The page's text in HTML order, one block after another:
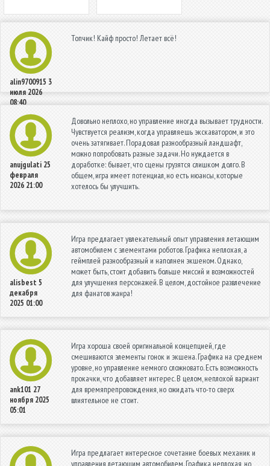
alin9700915 3
июля 2026
08:40
Топчик! Кайф просто! Летает всё!
anujgulati 25
февраля
2026 21:00
Довольно неплохо, но управление иногда вызывает трудности.
Чувствуется реализм, когда управляешь экскаватором, и это
очень затягивает. Порадовал разнообразный ландшафт,
можно попробовать разные задачи. Но нуждается в
доработке: бывает, что сцены грузятся слишком долго. В
общем, игра имеет потенциал, но есть нюансы, которые
хотелось бы улучшить.
alisbest 5
декабря
2025 01:00
Игра предлагает увлекательный опыт управления летающим
автомобилем с элементами роботов. Графика неплохая, а
геймплей разнообразный и наполнен экшеном. Однако,
может быть, стоит добавить больше миссий и возможностей
для улучшения персонажей. В целом, достойное развлечение
для фанатов жанра!
ank101 27
ноября 2025
05:01
Игра хороша своей оригинальной концепцией, где
смешиваются элементы гонок и экшена. Графика на среднем
уровне, но управление немного сложновато. Есть возможность
прокачки, что добавляет интерес. В целом, неплохой вариант
для времяпрепровождения, но ожидать что-то сверх
влиятельное не стоит.
Игра предлагает интересное сочетание боевых механик и
управления летающим автомобилем. Графика неплохая, но